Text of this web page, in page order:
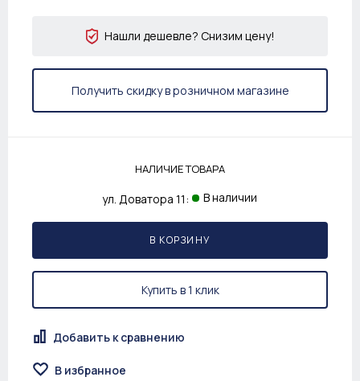
Нашли дешевле? Снизим цену!
Получить скидку в розничном магазине
НАЛИЧИЕ ТОВАРА
ул. Доватора 11: В наличии
В КОРЗИНУ
Купить в 1 клик
Добавить к сравнению
В избранное